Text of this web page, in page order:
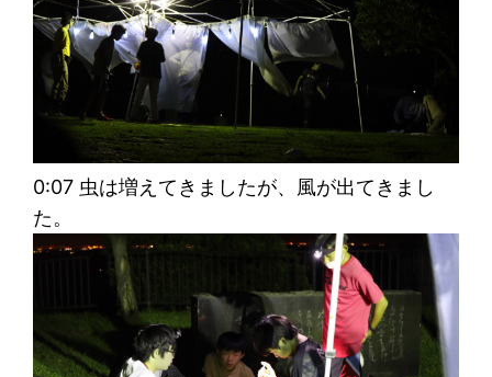
0:07 虫は増えてきましたが、風が出てきまし
た。